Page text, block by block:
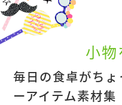
小物
毎日の食卓がち
ーアイテム素材集